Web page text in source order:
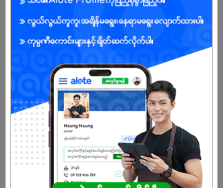
Mini Mart ဆိုင်office staff ပိုင်းနဲ့ပတ်သတ်ပြီး လုပ်ငန်း
အတွေ့အကြုံ ရှိသူဖြစ်သလား။
YES
အလုပ်မှာရေရှည်လုပ်နိုင်သူဖြစ်သလား။ YES
CLICK HERE TO APPLY
Don't have an account?